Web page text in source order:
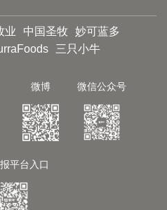
业 中国圣牧 妙可蓝多
三只小牛
微博 微信公众号
平台入口